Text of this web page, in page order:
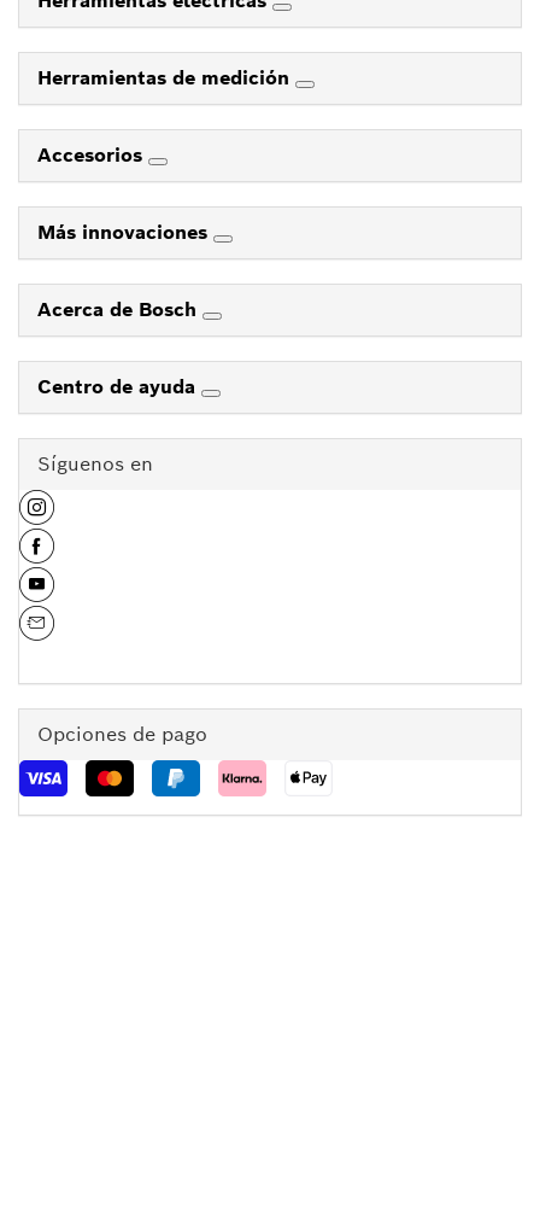
Herramientas de medición
Accesorios
Más innovaciones
Acerca de Bosch
Centro de ayuda
Síguenos en
Opciones de pago